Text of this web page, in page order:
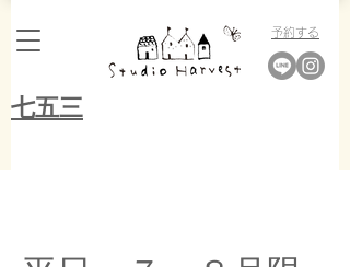
​予約する
​七五三